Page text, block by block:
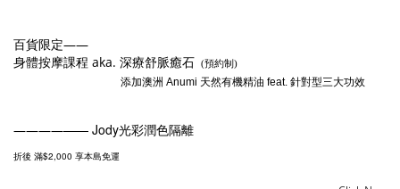
百貨限定——
身體按摩課程 aka. 深療舒脈癒石 (預約制)
添加澳洲 Anumi 天然有機精油 feat. 針對型三大功效
—————— Jody光彩潤色隔離
折後 滿$2,000 享本島免運